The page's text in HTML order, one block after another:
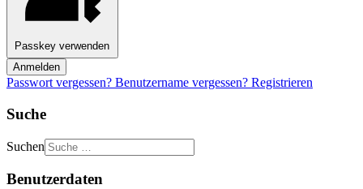
Passkey verwenden
Anmelden
Passwort vergessen? Benutzername vergessen? Registrieren
Suche
Suchen
Benutzerdaten